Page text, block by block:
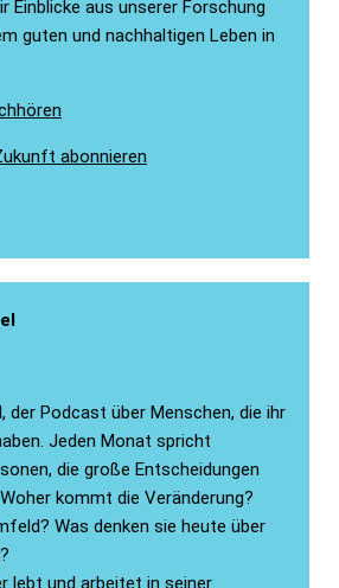
Einblicke aus unserer Forschung
guten und nachhaltigen Leben in
abonnieren
der Podcast über Menschen, die ihr
Jeden Monat spricht
die große Entscheidungen
kommt die Veränderung?
Was denken sie heute über
lebt und arbeitet in seiner